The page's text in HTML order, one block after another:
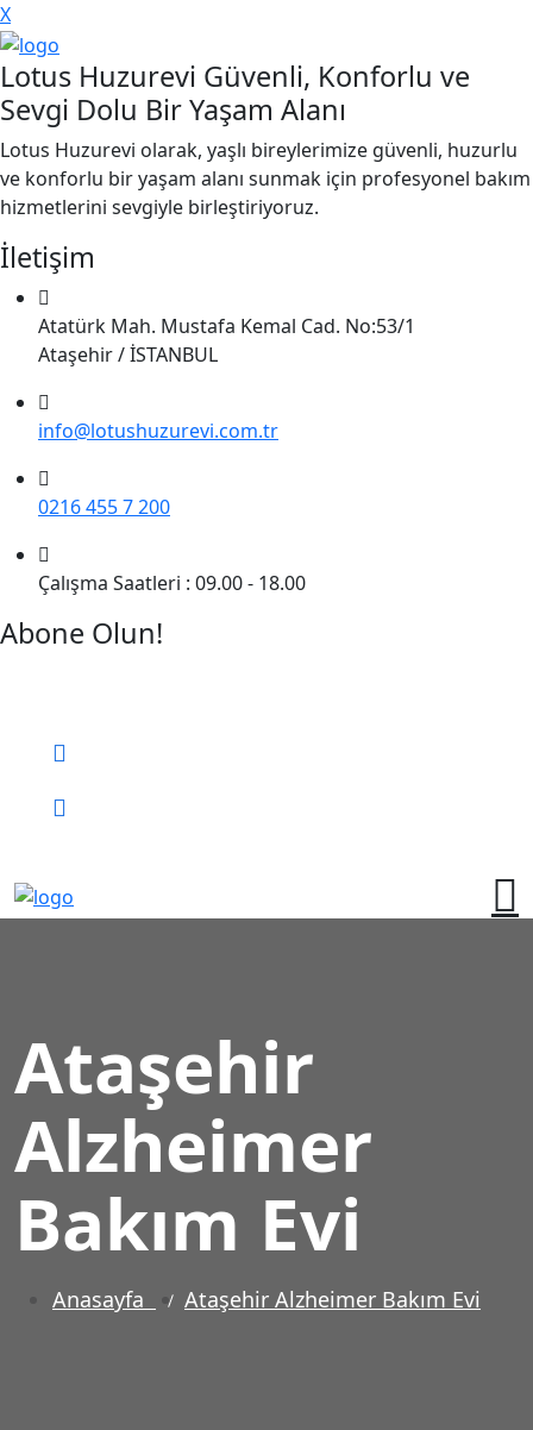
X
Lotus Huzurevi Güvenli, Konforlu ve
Sevgi Dolu Bir Yaşam Alanı
Lotus Huzurevi olarak, yaşlı bireylerimize güvenli, huzurlu
ve konforlu bir yaşam alanı sunmak için profesyonel bakım
hizmetlerini sevgiyle birleştiriyoruz.
İletişim
Atatürk Mah. Mustafa Kemal Cad. No:53/1
Ataşehir / İSTANBUL
info@lotushuzurevi.com.tr
0216 455 7 200
Çalışma Saatleri : 09.00 - 18.00
Abone Olun!
Ataşehir
Alzheimer
Bakım Evi
Anasayfa Ataşehir Alzheimer Bakım Evi